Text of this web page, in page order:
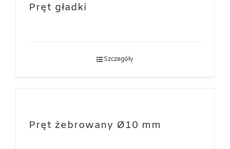
Pręt gładki
Szczegóły
Pręt żebrowany Ø10 mm